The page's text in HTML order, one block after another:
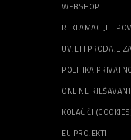
WEBSHOP
REKLAMACIJE I
UVJETI PRODAJE
POLITIKA
ONLINE
KOLAČIĆI
EU PROJEKTI